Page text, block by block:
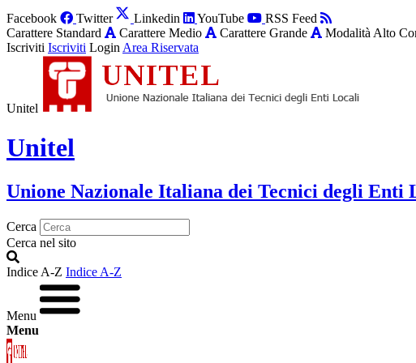
Facebook Twitter Linkedin YouTube
RSS Feed
Carattere Standard
Carattere Medio Carattere Grande Modalità Alto
Iscriviti Iscriviti Login Area Riservata
Unitel
Unitel
Unione Nazionale Italiana dei Tecnici degli Enti
Cerca
Cerca nel sito
Indice A-Z Indice A-Z
Menu
Menu